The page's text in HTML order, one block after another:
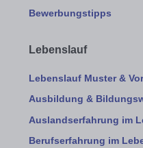
Bewerbungstipps
Lebenslauf
Lebenslauf Muster &
Ausbildung &
Auslandserfahrung im
Berufserfahrung im